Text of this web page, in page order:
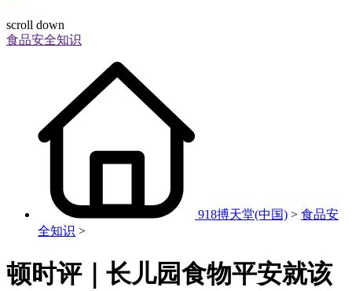
scroll down
食品安全知识
918搏天堂(中国) > 食品安
全知识 >
顿时评｜长儿园食物平安就该